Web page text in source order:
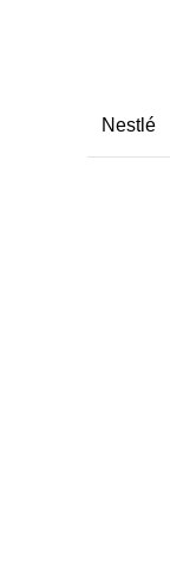
Nestlé